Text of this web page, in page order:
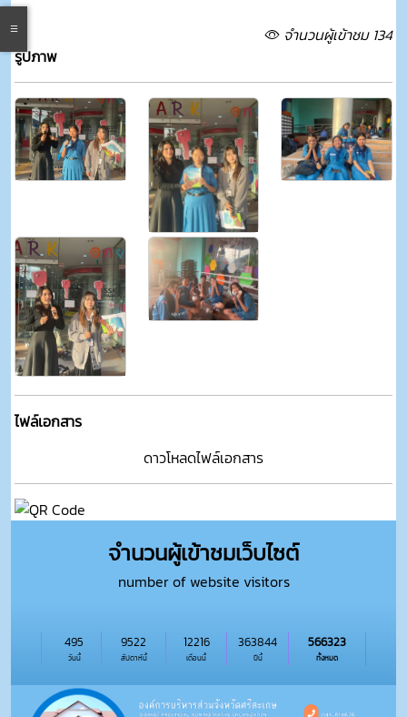
จำนวนผู้เข้าชม 134
รูปภาพ
ไฟล์เอกสาร
ดาวโหลดไฟล์เอกสาร
จำนวนผู้เข้าชมเว็บไซต์
number of website visitors
วันนี้
495
สัปดาห์นี้
9522
เดือนนี้
12216
ปีนี้
363844
ทั้งหมด
566323